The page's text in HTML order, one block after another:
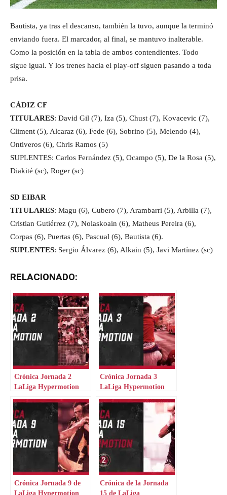
Bautista, ya tras el descanso, también la tuvo, aunque la terminó
enviando fuera. El marcador, al final, se mantuvo inalterable.
Como la posición en la tabla de ambos contendientes. Todo
sigue igual. Y los trenes hacia el play-off siguen pasando a toda
prisa.
CÁDIZ CF
TITULARES: David Gil (7), Iza (5), Chust (7), Kovacevic (7),
Climent (5), Alcaraz (6), Fede (6), Sobrino (5), Melendo (4),
Ontiveros (6), Chris Ramos (5)
SUPLENTES: Carlos Fernández (5), Ocampo (5), De la Rosa (5),
Diakité (sc), Roger (sc)
SD EIBAR
TITULARES: Magu (6), Cubero (7), Arambarri (5), Arbilla (7),
Cristian Gutiérrez (7), Nolaskoain (6), Matheus Pereira (6),
Corpas (6), Puertas (6), Pascual (6), Bautista (6).
SUPLENTES: Sergio Álvarez (6), Alkain (5), Javi Martínez (sc)
RELACIONADO:
Crónica Jornada 2
LaLiga Hypermotion
Crónica Jornada 3
LaLiga Hypermotion
Crónica Jornada 9 de
LaLiga Hypermotion
Crónica de la Jornada
15 de LaLiga